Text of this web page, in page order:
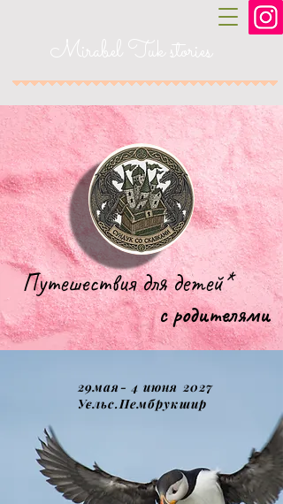
Mirabel Tuk stories
Путешествия для детей*
с родителями
29мая- 4 июня 2027
Уєльс.Пембрукшир